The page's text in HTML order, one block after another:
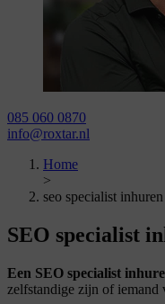
085 060 0870
info@roxtar.nl
Home
>
seo specialist inhuren
SEO specialist
Een SEO specialist
zelfstandige zijn of iemand